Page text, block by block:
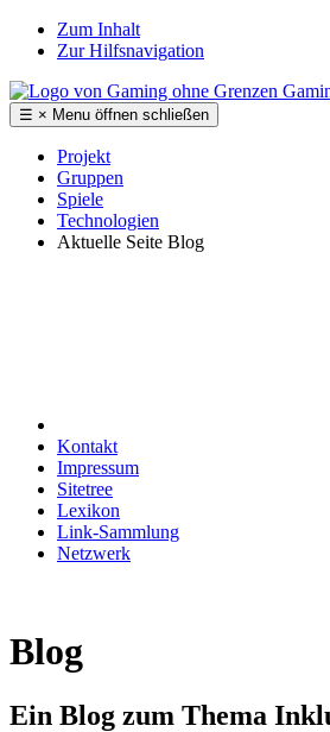
Zum Inhalt
Zur Hilfsnavigation
☰ × Menu öffnen schließen
Projekt
Gruppen
Spiele
Technologien
Aktuelle Seite Blog
Kontakt
Impressum
Sitetree
Lexikon
Link-Sammlung
Netzwerk
Blog
Ein Blog zum Thema